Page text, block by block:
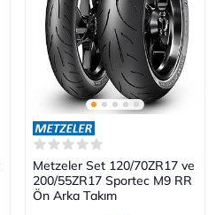
Metzeler Set 120/70ZR17 ve
200/55ZR17 Sportec M9 RR
Ön Arka Takım